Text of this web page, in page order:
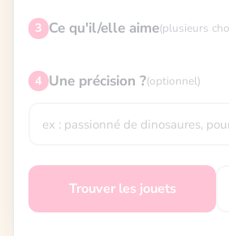
3 Ce qu'il/elle aime(plusieurs
4 Une précision ?(optionnel)
Trouver les jouets